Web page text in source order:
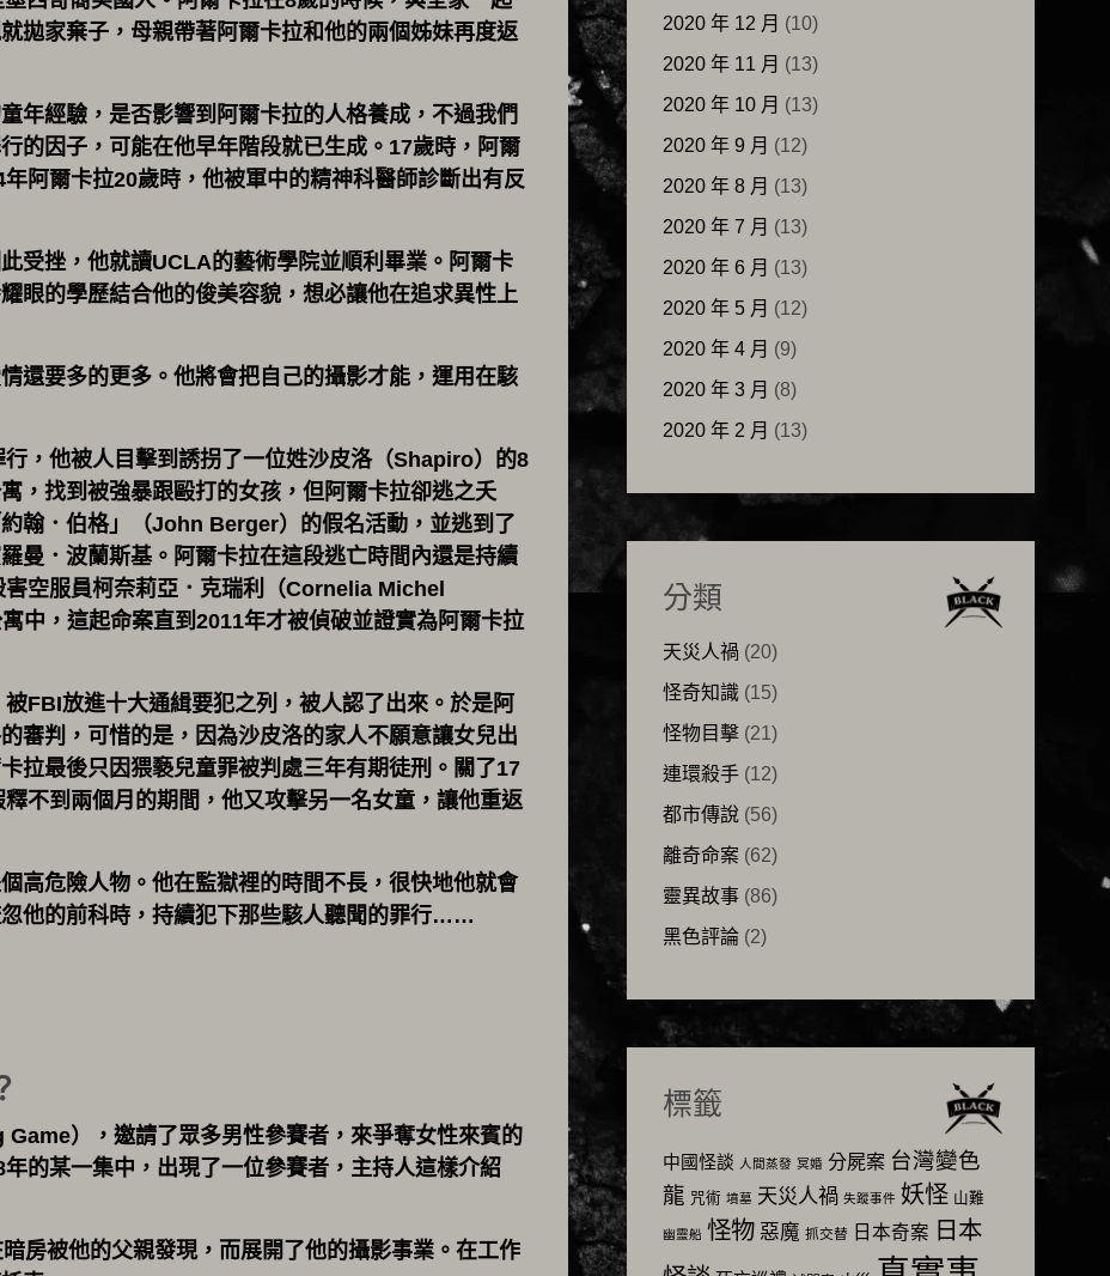
拋家棄子，母親帶著阿爾卡拉和他的兩個姊妹再度返
年經驗，是否影響到阿爾卡拉的人格養成，不過我們
的因子，可能在他早年階段就已生成。17歲時，阿爾
阿爾卡拉20歲時，他被軍中的精神科醫師診斷出有反
受挫，他就讀UCLA的藝術學院並順利畢業。阿爾卡
眼的學歷結合他的俊美容貌，想必讓他在追求異性上
還要多的更多。他將會把自己的攝影才能，運用在駭
，他被人目擊到誘拐了一位姓沙皮洛（Shapiro）的8
，找到被強暴跟毆打的女孩，但阿爾卡拉卻逃之夭
翰．伯格」（John Berger）的假名活動，並逃到了
曼．波蘭斯基。阿爾卡拉在這段逃亡時間內還是持續
空服員柯奈莉亞．克瑞利（Cornelia Michel
中，這起命案直到2011年才被偵破並證實為阿爾卡拉
FBI放進十大通緝要犯之列，被人認了出來。於是阿
審判，可惜的是，因為沙皮洛的家人不願意讓女兒出
拉最後只因猥褻兒童罪被判處三年有期徒刑。關了17
不到兩個月的期間，他又攻擊另一名女童，讓他重返
高危險人物。他在監獄裡的時間不長，很快地他就會
他的前科時，持續犯下那些駭人聽聞的罪行……
），邀請了眾多男性參賽者，來爭奪女性來賓的
的某一集中，出現了一位參賽者，主持人這樣介紹
房被他的父親發現，而展開了他的攝影事業。在工作
2020 年 12 月 (10)
2020 年 11 月 (13)
2020 年 10 月 (13)
2020 年 9 月 (12)
2020 年 8 月 (13)
2020 年 7 月 (13)
2020 年 6 月 (13)
2020 年 5 月 (12)
2020 年 4 月 (9)
2020 年 3 月 (8)
2020 年 2 月 (13)
分類
天災人禍 (20)
怪奇知識(15)
怪物目擊(21)
連環殺手(12)
都市傳說(56)
離奇命案(62)
靈異故事(86)
黑色評論(2)
標籤
中國怪談 人間蒸發 冥婚 分屍案 台灣變色
龍 咒術 墳墓 天災人禍 失蹤事件 妖怪 山難
幽靈船 怪物 惡魔 抓交替 日本奇案 日本